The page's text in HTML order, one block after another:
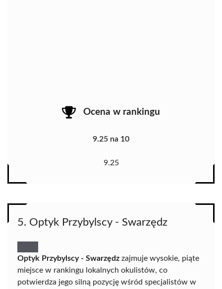
Ocena w rankingu
9.25 na 10
9.25
5. Optyk Przybylscy - Swarzędz
Optyk Przybylscy - Swarzędz zajmuje wysokie, piąte
miejsce w rankingu lokalnych okulistów, co
potwierdza jego silną pozycję wśród specjalistów w